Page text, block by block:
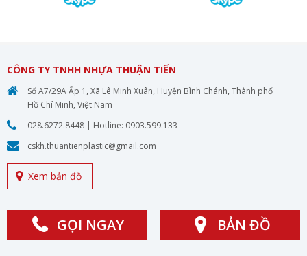
CÔNG TY TNHH NHỰA THUẬN TIẾN
Số A7/29A Ấp 1, Xã Lê Minh Xuân, Huyện Bình Chánh, Thành phố
Hồ Chí Minh, Việt Nam
028.6272.8448 | Hotline: 0903.599.133
cskh.thuantienplastic@gmail.com
Xem bản đồ
GỌI NGAY BẢN ĐỒ